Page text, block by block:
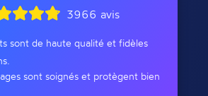
3966 avis
sont de haute qualité et fidèles
sont soignés et protègent bien